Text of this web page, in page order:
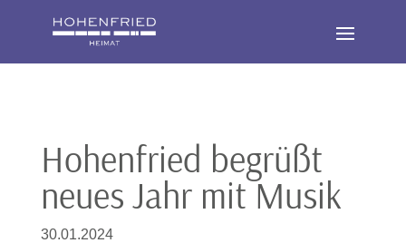
Hohenfried begrüßt
neues Jahr mit Musik
30.01.2024